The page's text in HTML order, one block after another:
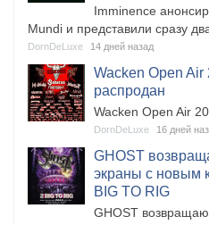
​Imminence
Mundi и представили сразу
DornDeLuxe 14 дней назад
​Wacken Open
распродан
​Wacken Open Air
DornDeLuxe 16 дней
GHOST
экраны с новым
BIG TO RIG
GHOST